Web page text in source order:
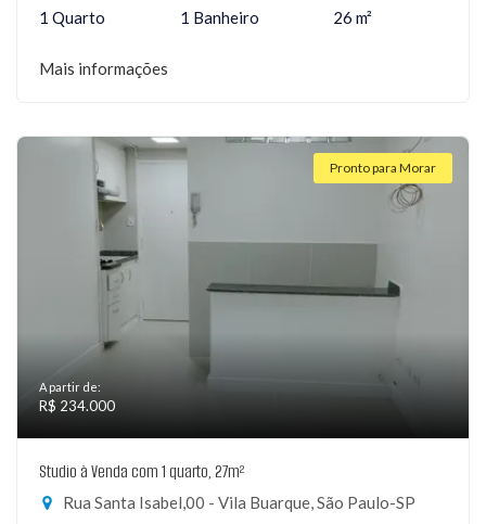
1 Quarto 1 Banheiro 26 m²
Mais informações
Pronto para Morar
A partir de:
R$ 234.000
Studio à Venda com 1 quarto, 27m²
Rua Santa Isabel,00 - Vila Buarque, São Paulo-SP